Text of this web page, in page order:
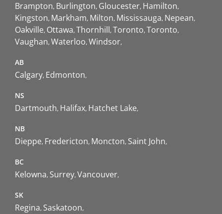
Brampton Burlington Gloucester Hamilton
Kingston Markham Milton Mississauga Nepean
Oakville Ottawa Thornhill Toronto Toronto
Vaughan Waterloo Windsor
AB
Calgary Edmonton
NS
Dartmouth Halifax Hatchet Lake
NB
Dieppe Fredericton Moncton Saint John
BC
Kelowna Surrey Vancouver
SK
Regina Saskatoon